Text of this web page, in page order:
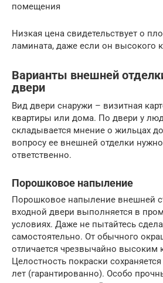
помещения
Низкая цена свидетельствует о
ламината, даже если он высокого
Варианты внешней
двери
Вид двери снаружи – визитная
квартиры или дома. По двери у
складывается мнение о жильцах
вопросу ее внешней отделки
ответственно.
Порошковое напыление
Порошковое напыление внешней
входной двери выполняется в
условиях. Даже не пытайтесь
самостоятельно. От обычного
отличается чрезвычайно высоким
Целостность покраски
лет (гарантированно). Особо